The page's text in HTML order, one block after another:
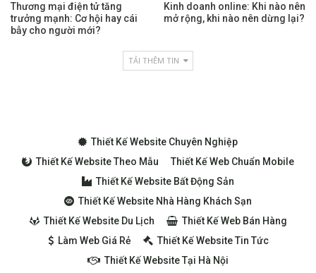
Thương mại điện tử tăng
trưởng mạnh: Cơ hội hay cái
bẫy cho người mới?
Kinh doanh online: Khi nào nên
mở rộng, khi nào nên dừng lại?
TẢI THÊM TIN
Thiết Kế Website Chuyên Nghiệp
Thiết Kế Website Theo Mẫu
Thiết Kế Web Chuẩn Mobile
Thiết Kế Website Bất Động Sản
Thiết Kế Website Nhà Hàng Khách Sạn
Thiết Kế Website Du Lịch
Thiết Kế Web Bán Hàng
Làm Web Giá Rẻ
Thiết Kế Website Tin Tức
Thiết Kế Website Tại Hà Nội